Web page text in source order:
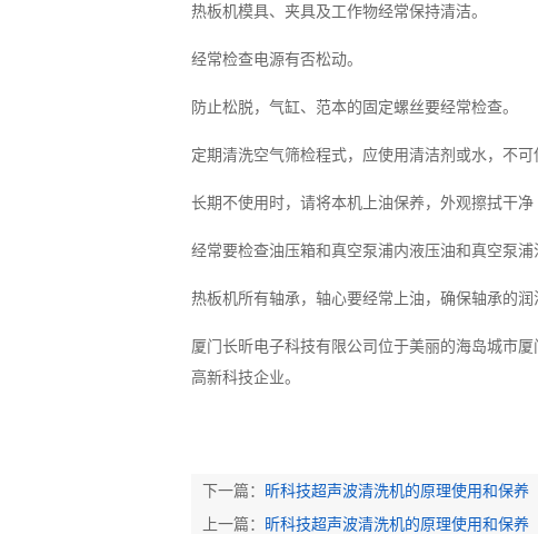
热板机模具、夹具及工作物经常保持清洁。
经常检查电源有否松动。
防止松脱，气缸、范本的固定螺丝要经常检查。
定期清洗空气筛检程式，应使用清洁剂或水，不可
长期不使用时，请将本机上油保养，外观擦拭干净
经常要检查油压箱和真空泵浦内液压油和真空泵浦
热板机所有轴承，轴心要经常上油，确保轴承的润
厦门长昕电子科技有限公司位于美丽的海岛城市
高新科技企业。
下一篇：
昕科技超声波清洗机的原理使用和保养
上一篇：
昕科技超声波清洗机的原理使用和保养